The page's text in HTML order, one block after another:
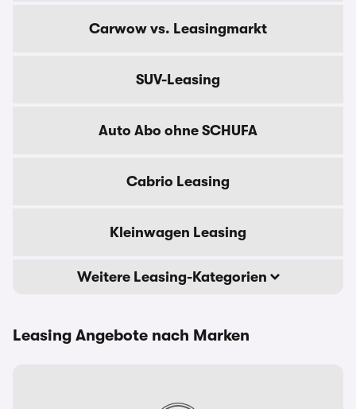
Carwow vs. Leasingmarkt
SUV-Leasing
Auto Abo ohne SCHUFA
Cabrio Leasing
Kleinwagen Leasing
Weitere Leasing-Kategorien
Leasing Angebote nach Marken